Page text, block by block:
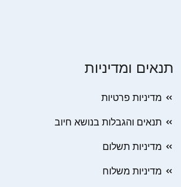
תנאים ומדיניות
מדיניות פרטיות
תנאים והגבלות בנושא חיוב
מדיניות תשלום
מדיניות משלוח